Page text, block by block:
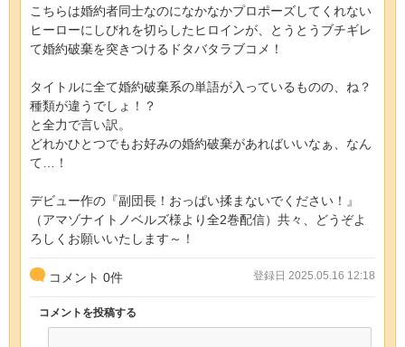
こちらは婚約者同士なのになかなかプロポーズしてくれない
ヒーローにしびれを切らしたヒロインが、とうとうブチギレ
て婚約破棄を突きつけるドタバタラブコメ！
タイトルに全て婚約破棄系の単語が入っているものの、ね？
種類が違うでしょ！？
と全力で言い訳。
どれかひとつでもお好みの婚約破棄があればいいなぁ、なん
て…！
デビュー作の『副団長！おっぱい揉まないでください！』
（アマゾナイトノベルズ様より全2巻配信）共々、どうぞよ
ろしくお願いいたします～！
コメント 0件 登録日 2025.05.16 12:18
コメントを投稿する